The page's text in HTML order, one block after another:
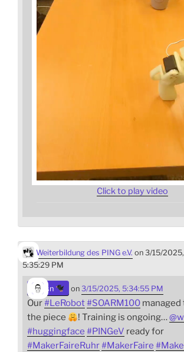
Click to play video
Weiterbildung des PING e.V. on 3/15/2025,
5:35:29 PM
sn on 3/15/2025, 5:34:55 PM
Our#LeRobot#SOARM100 managed
the piece
! Training is ongoing…@
#huggingface #PINGeV ready for
#MakerFaireRuhr#MakerFaire #